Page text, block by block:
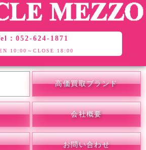
：052-624-1871
10:00～CLOSE 18:00
高価買取ブランド
会社概要
お問い合わせ